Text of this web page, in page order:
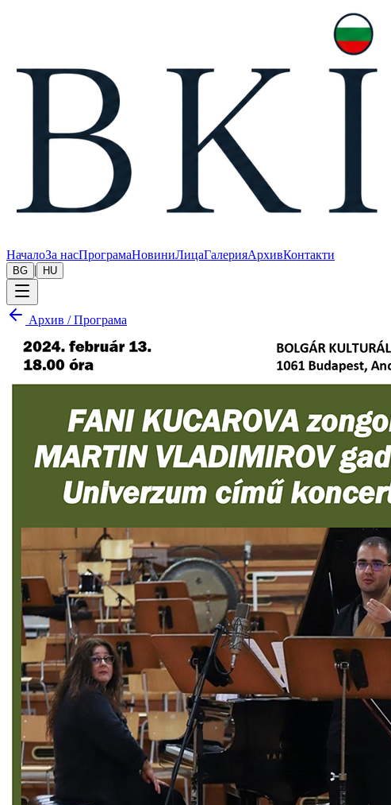
НачалоЗа насПрограмаНовиниЛицаГалерияАрхивКонтакти
BG | HU
Архив /Програма